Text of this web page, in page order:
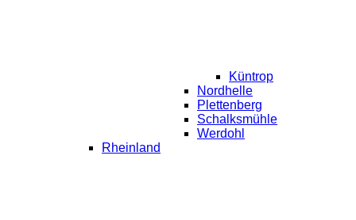
Küntrop
Nordhelle
Plettenberg
Schalksmühle
Werdohl
Rheinland